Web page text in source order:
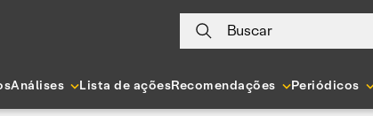
Buscar
Análises Lista de açõesRecomendações Periódicos